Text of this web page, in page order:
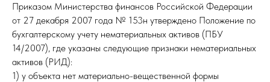
Приказом Министерства финансов Российской Федерации
от 27 декабря 2007 года № 153н утверждено Положение по
бухгалтерскому учету нематериальных активов (ПБУ
14/2007), где указаны следующие признаки нематериальных
активов (РИД):
1) у объекта нет материально-вещественной формы